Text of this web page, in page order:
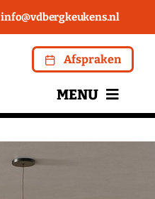
info@vdbergkeukens.nl
Afspraken
MENU